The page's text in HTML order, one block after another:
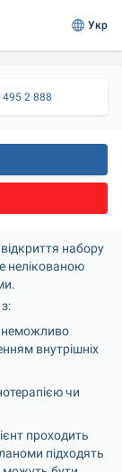
Укр
495 2 888
набору
нелікованою
неможливо
внутрішніх
чи
проходить
підходять